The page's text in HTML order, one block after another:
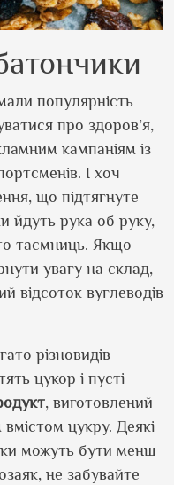
популярність
про здоров’я,
кампаніям із
І хоч
що підтягнуте
йдуть рука об руку,
таємниць. Якщо
увагу на склад,
відсоток вуглеводів
різновидів
цукор і пусті
, виготовлений
цукру. Деякі
можуть бути менш
не забувайте